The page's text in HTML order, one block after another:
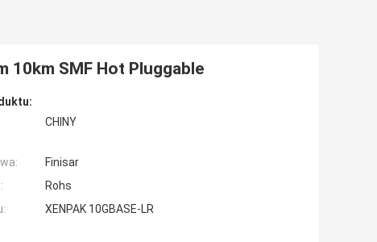
10km SMF Hot Pluggable
CHINY
Finisar
Rohs
XENPAK 10GBASE-LR